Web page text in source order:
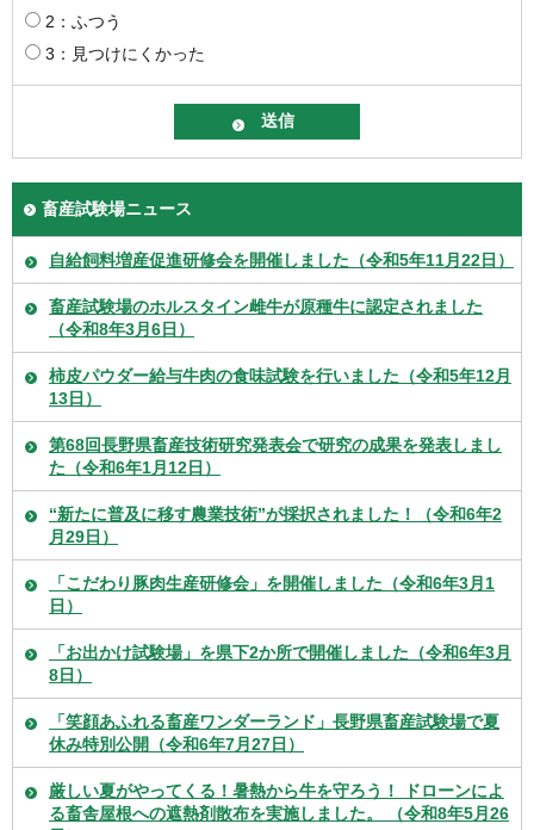
2：ふつう
3：見つけにくかった
畜産試験場ニュース
自給飼料増産促進研修会を開催しました（令和5年11月22日）
畜産試験場のホルスタイン雌牛が原種牛に認定されました
（令和8年3月6日）
柿皮パウダー給与牛肉の食味試験を行いました（令和5年12月
13日）
第68回長野県畜産技術研究発表会で研究の成果を発表しまし
た（令和6年1月12日）
“新たに普及に移す農業技術”が採択されました！（令和6年2
月29日）
「こだわり豚肉生産研修会」を開催しました（令和6年3月1
日）
「お出かけ試験場」を県下2か所で開催しました（令和6年3月
8日）
「笑顔あふれる畜産ワンダーランド」長野県畜産試験場で夏
休み特別公開（令和6年7月27日）
厳しい夏がやってくる！暑熱から牛を守ろう！ ドローンによ
る畜舎屋根への遮熱剤散布を実施しました。 （令和8年5月26